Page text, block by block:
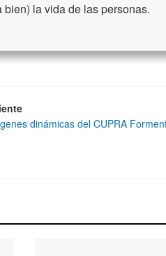
la vida de las personas.
dinámicas del CUPRA